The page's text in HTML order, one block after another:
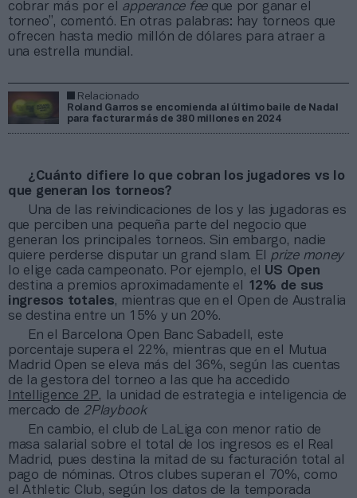
cobrar más por el apperance feeque por ganar el
torneo”, comentó. En otras palabras: hay torneos que
ofrecen hasta medio millón de dólares para atraer a
una estrella mundial.
Relacionado
Roland Garros se encomienda al último baile de Nadal
para facturar más de 380 millones en 2024
¿Cuánto difiere lo que cobran los jugadores vs lo
que generan los torneos?
Una de las reivindicaciones de los y las jugadoras es
que perciben una pequeña parte del negocio que
generan los principales torneos. Sin embargo, nadie
quiere perderse disputar un grand slam. El prize money
lo elige cada campeonato. Por ejemplo, el US Open
destina a premios aproximadamente el
12% de sus
ingresos totales, mientras que en el Open de Australia
se destina entre un 15% y un 20%.
En el Barcelona Open Banc Sabadell, este
porcentaje supera el 22%, mientras que en el Mutua
Madrid Open se eleva más del 36%, según las cuentas
de la gestora del torneo a las que ha accedido
Intelligence 2P, la unidad de estrategia e inteligencia de
mercado de 2Playbook
En cambio, el club de LaLiga con menor ratio de
masa salarial sobre el total de los ingresos es el Real
Madrid, pues destina la mitad de su facturación total al
pago de nóminas. Otros clubes superan el 70%, como
el Athletic Club, según los datos de la temporada